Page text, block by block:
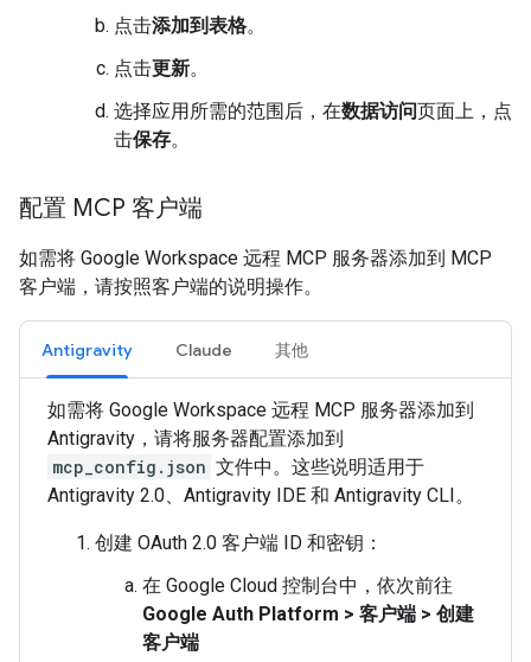
点击添加到表格。
点击更新。
选择应用所需的范围后，在数据访问页面上，点
击保存。
配置 MCP 客户端
如需将 Google Workspace 远程 MCP 服务器添加到 MCP
客户端，请按照客户端的说明操作。
Antigravity Claude 其他
如需将 Google Workspace 远程 MCP 服务器添加到
Antigravity，请将服务器配置添加到
mcp_config.json 文件中。这些说明适用于
Antigravity 2.0、Antigravity IDE 和 Antigravity CLI。
创建 OAuth 2.0 客户端 ID 和密钥：
在 Google Cloud 控制台中，依次前往
Google Auth Platform > 客户端 > 创建
客户端